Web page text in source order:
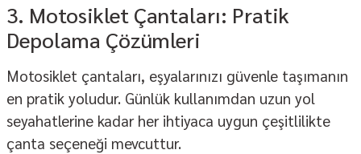
3. Motosiklet Çantaları: Pratik
Depolama Çözümleri
Motosiklet çantaları, eşyalarınızı güvenle taşımanın
en pratik yoludur. Günlük kullanımdan uzun yol
seyahatlerine kadar her ihtiyaca uygun çeşitlilikte
çanta seçeneği mevcuttur.